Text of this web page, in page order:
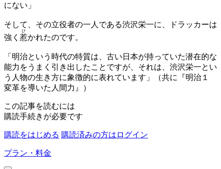
にない」
そして、その立役者の一人である渋沢栄一に、ドラッカーは
強く 惹
ひ
かれたのです。
「明治という時代の特質は、古い日本が持っていた潜在的な
能力をうまく引き出したことですが、それは、渋沢栄一とい
う人物の生き方に象徴的に表れています」（共に『明治１
変革を導いた人間力』）
この記事を読むには
購読手続きが必要です
購読をはじめる 購読済みの方はログイン
プラン・料金